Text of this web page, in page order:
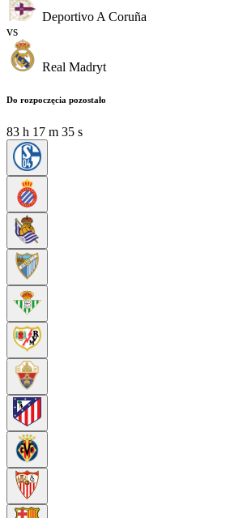
Deportivo A Coruña
vs
Real Madryt
Do rozpoczęcia pozostało
83 h 17 m 34 s